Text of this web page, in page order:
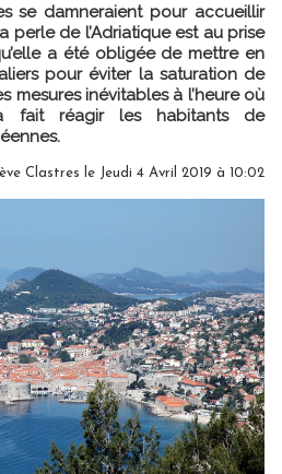
se damneraient pour accueillir
perle de l’Adriatique est au prise
a été obligée de mettre en
pour éviter la saturation de
mesures inévitables à l’heure où
réagir les habitants de
Clastres le Jeudi 4 Avril 2019 à 10:02